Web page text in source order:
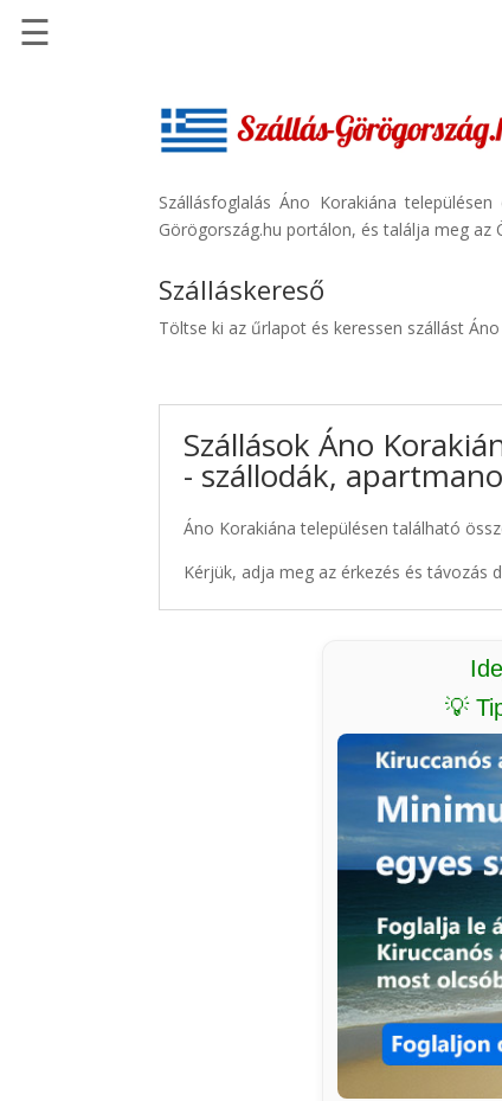
Szállásinfo.eu
Repülőjegy
Autóbérlés
☰
Szállásfoglalás Áno Korakiána
Görögország.hu portálon, és találja meg az
Szálláskereső
Töltse ki az űrlapot és keressen szállást
Szállások Áno
- szállodák,
Áno Korakiána településen található
Kérjük, adja meg az érkezés és távozás
💡